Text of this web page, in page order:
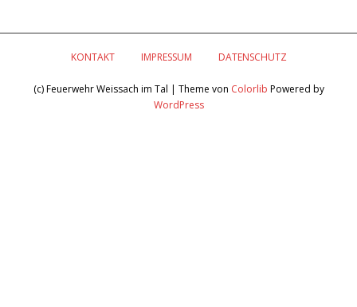
KONTAKT IMPRESSUM DATENSCHUTZ
(c) Feuerwehr Weissach im Tal | Theme von Colorlib Powered by
WordPress